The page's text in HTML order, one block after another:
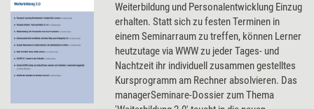
Weiterbildung und Personalentwicklung Einzug
erhalten. Statt sich zu festen Terminen in
einem Seminarraum zu treffen, können Lerner
heutzutage via WWW zu jeder Tages- und
Nachtzeit ihr individuell zusammen gestelltes
Kursprogramm am Rechner absolvieren. Das
managerSeminare-Dossier zum Thema